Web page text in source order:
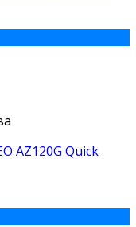
AZ120G Quick